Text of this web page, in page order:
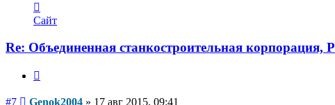
информация
пользователя
Genok2004
Сайт
Re: Объединенная станкостроительная корпорация,
#7 Сообщение
Genok2004 » 17 авг 2015, 09:41